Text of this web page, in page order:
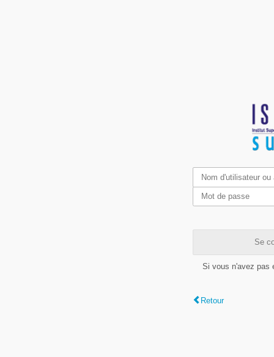
Se
Si vous n'avez pas
Retour